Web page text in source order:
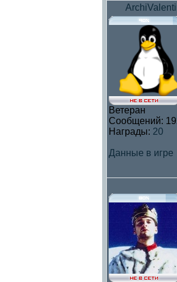
Ветеран
Сообщений:
Награды: 20
Данные в игре